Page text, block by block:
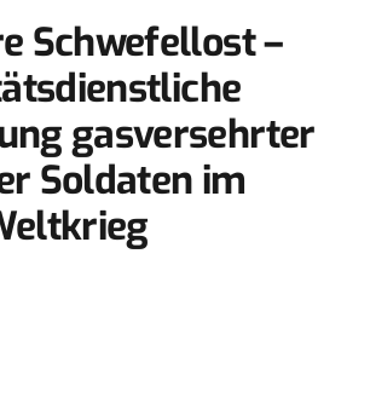
Schwefellost –
gasversehrter
Soldaten im